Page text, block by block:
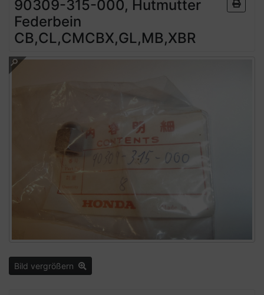
90309-315-000, Hutmutter
Federbein
CB,CL,CMCBX,GL,MB,XBR
Bild vergrößern